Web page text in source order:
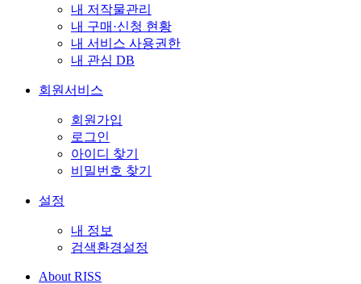
내 저작물관리
내 구매·신청 현황
내 서비스 사용권한
내 관심 DB
회원서비스
회원가입
로그인
아이디 찾기
비밀번호 찾기
설정
내 정보
검색환경설정
About RISS